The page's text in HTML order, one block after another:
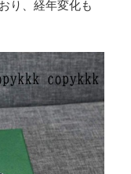
り、経年変化も